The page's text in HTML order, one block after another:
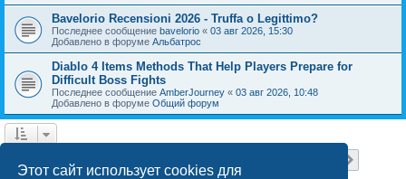
Этот сайт использует cookies для
Bavelorio Recensioni 2026 - Truffa o Legittimo?
Последнее сообщение bavelorio « 03 авг 2026, 15:30
Добавлено в форуме Альбатрос
Diablo 4 Items Methods That Help Players Prepare for
Difficult Boss Fights
Последнее сообщение AmberJourney « 03 авг 2026, 10:48
Добавлено в форуме Общий форум